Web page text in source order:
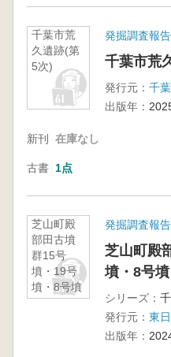
千葉市荒
久遺跡(第
5次)
発掘調査報
千葉市荒
発行元： 千
出版年：
新刊 在庫なし
古書 1点
芝山町殿
部田古墳
群15号
墳・19号
墳・8号墳
発掘調査報
芝山町殿
墳・8号墳
シリーズ：
発行元：
出版年：